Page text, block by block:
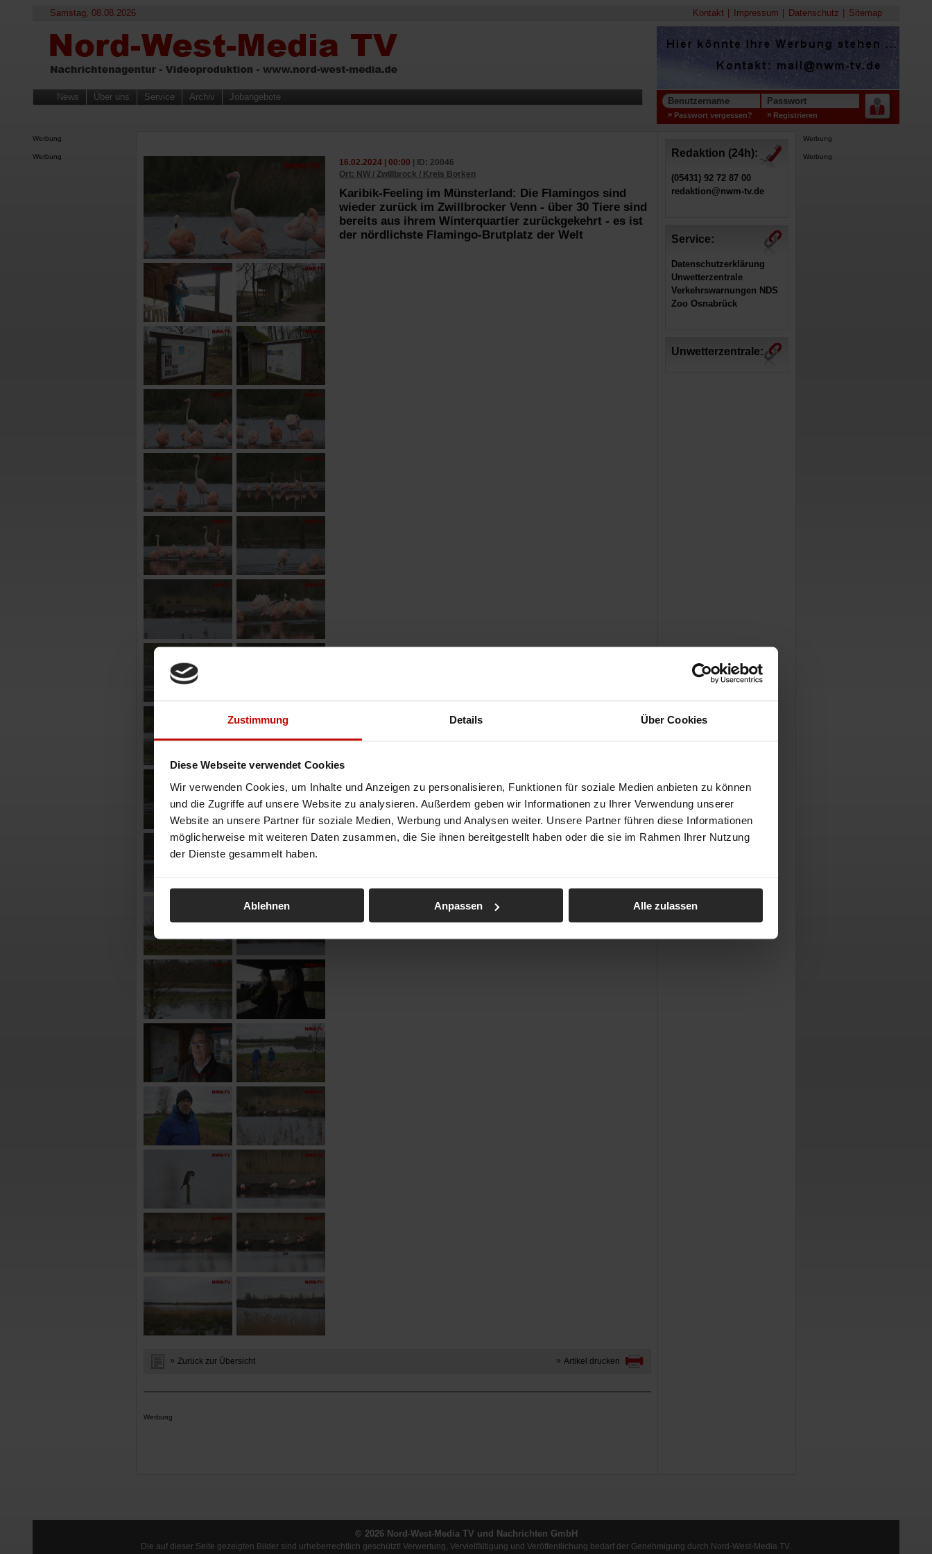
Zustimmung Details Über Cookies
Diese Webseite verwendet Cookies
Wir verwenden Cookies, um Inhalte und Anzeigen zu personalisieren, Funktionen für soziale Medien anbieten zu können
und die Zugriffe auf unsere Website zu analysieren. Außerdem geben wir Informationen zu Ihrer Verwendung unserer
Website an unsere Partner für soziale Medien, Werbung und Analysen weiter. Unsere Partner führen diese Informationen
möglicherweise mit weiteren Daten zusammen, die Sie ihnen bereitgestellt haben oder die sie im Rahmen Ihrer Nutzung
der Dienste gesammelt haben.
Ablehnen Anpassen Alle zulassen
Samstag, 08.08.2026 Kontakt Impressum Datenschutz Sitemap
News Über uns Service Archiv Jobangebote Benutzername Passwort
Passwort vergessen? Registrieren
Werbung
Werbung
16.02.2024 | 00:00 | ID: 20046
Ort: NW / Zwillbrock / Kreis Borken
Karibik-Feeling im Münsterland: Die Flamingos sind
wieder zurück im Zwillbrocker Venn - über 30 Tiere sind
bereits aus ihrem Winterquartier zurückgekehrt - es ist
der nördlichste Flamingo-Brutplatz der Welt
Zurück zur Übersicht Artikel drucken
Werbung
Redaktion (24h):
(05431) 92 72 87 00
redaktion@nwm-tv.de
Service:
Datenschutzerklärung
Unwetterzentrale
Verkehrswarnungen NDS
Zoo Osnabrück
Unwetterzentrale:
Werbung
Werbung
© 2026 Nord-West-Media TV und Nachrichten GmbH
Die auf dieser Seite gezeigten Bilder sind urheberrechtlich geschützt! Verwertung, Vervielfältigung und Veröffentlichung bedarf der Genehmigung durch Nord-West-Media TV.